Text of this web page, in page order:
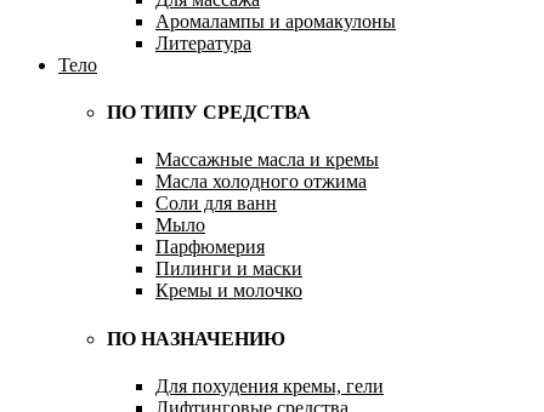
Аромалампы и аромакулоны
Литература
Тело
ПО ТИПУ СРЕДСТВА
Массажные масла и кремы
Масла холодного отжима
Соли для ванн
Мыло
Парфюмерия
Пилинги и маски
Кремы и молочко
ПО НАЗНАЧЕНИЮ
Для похудения кремы, гели
Лифтинговые средства